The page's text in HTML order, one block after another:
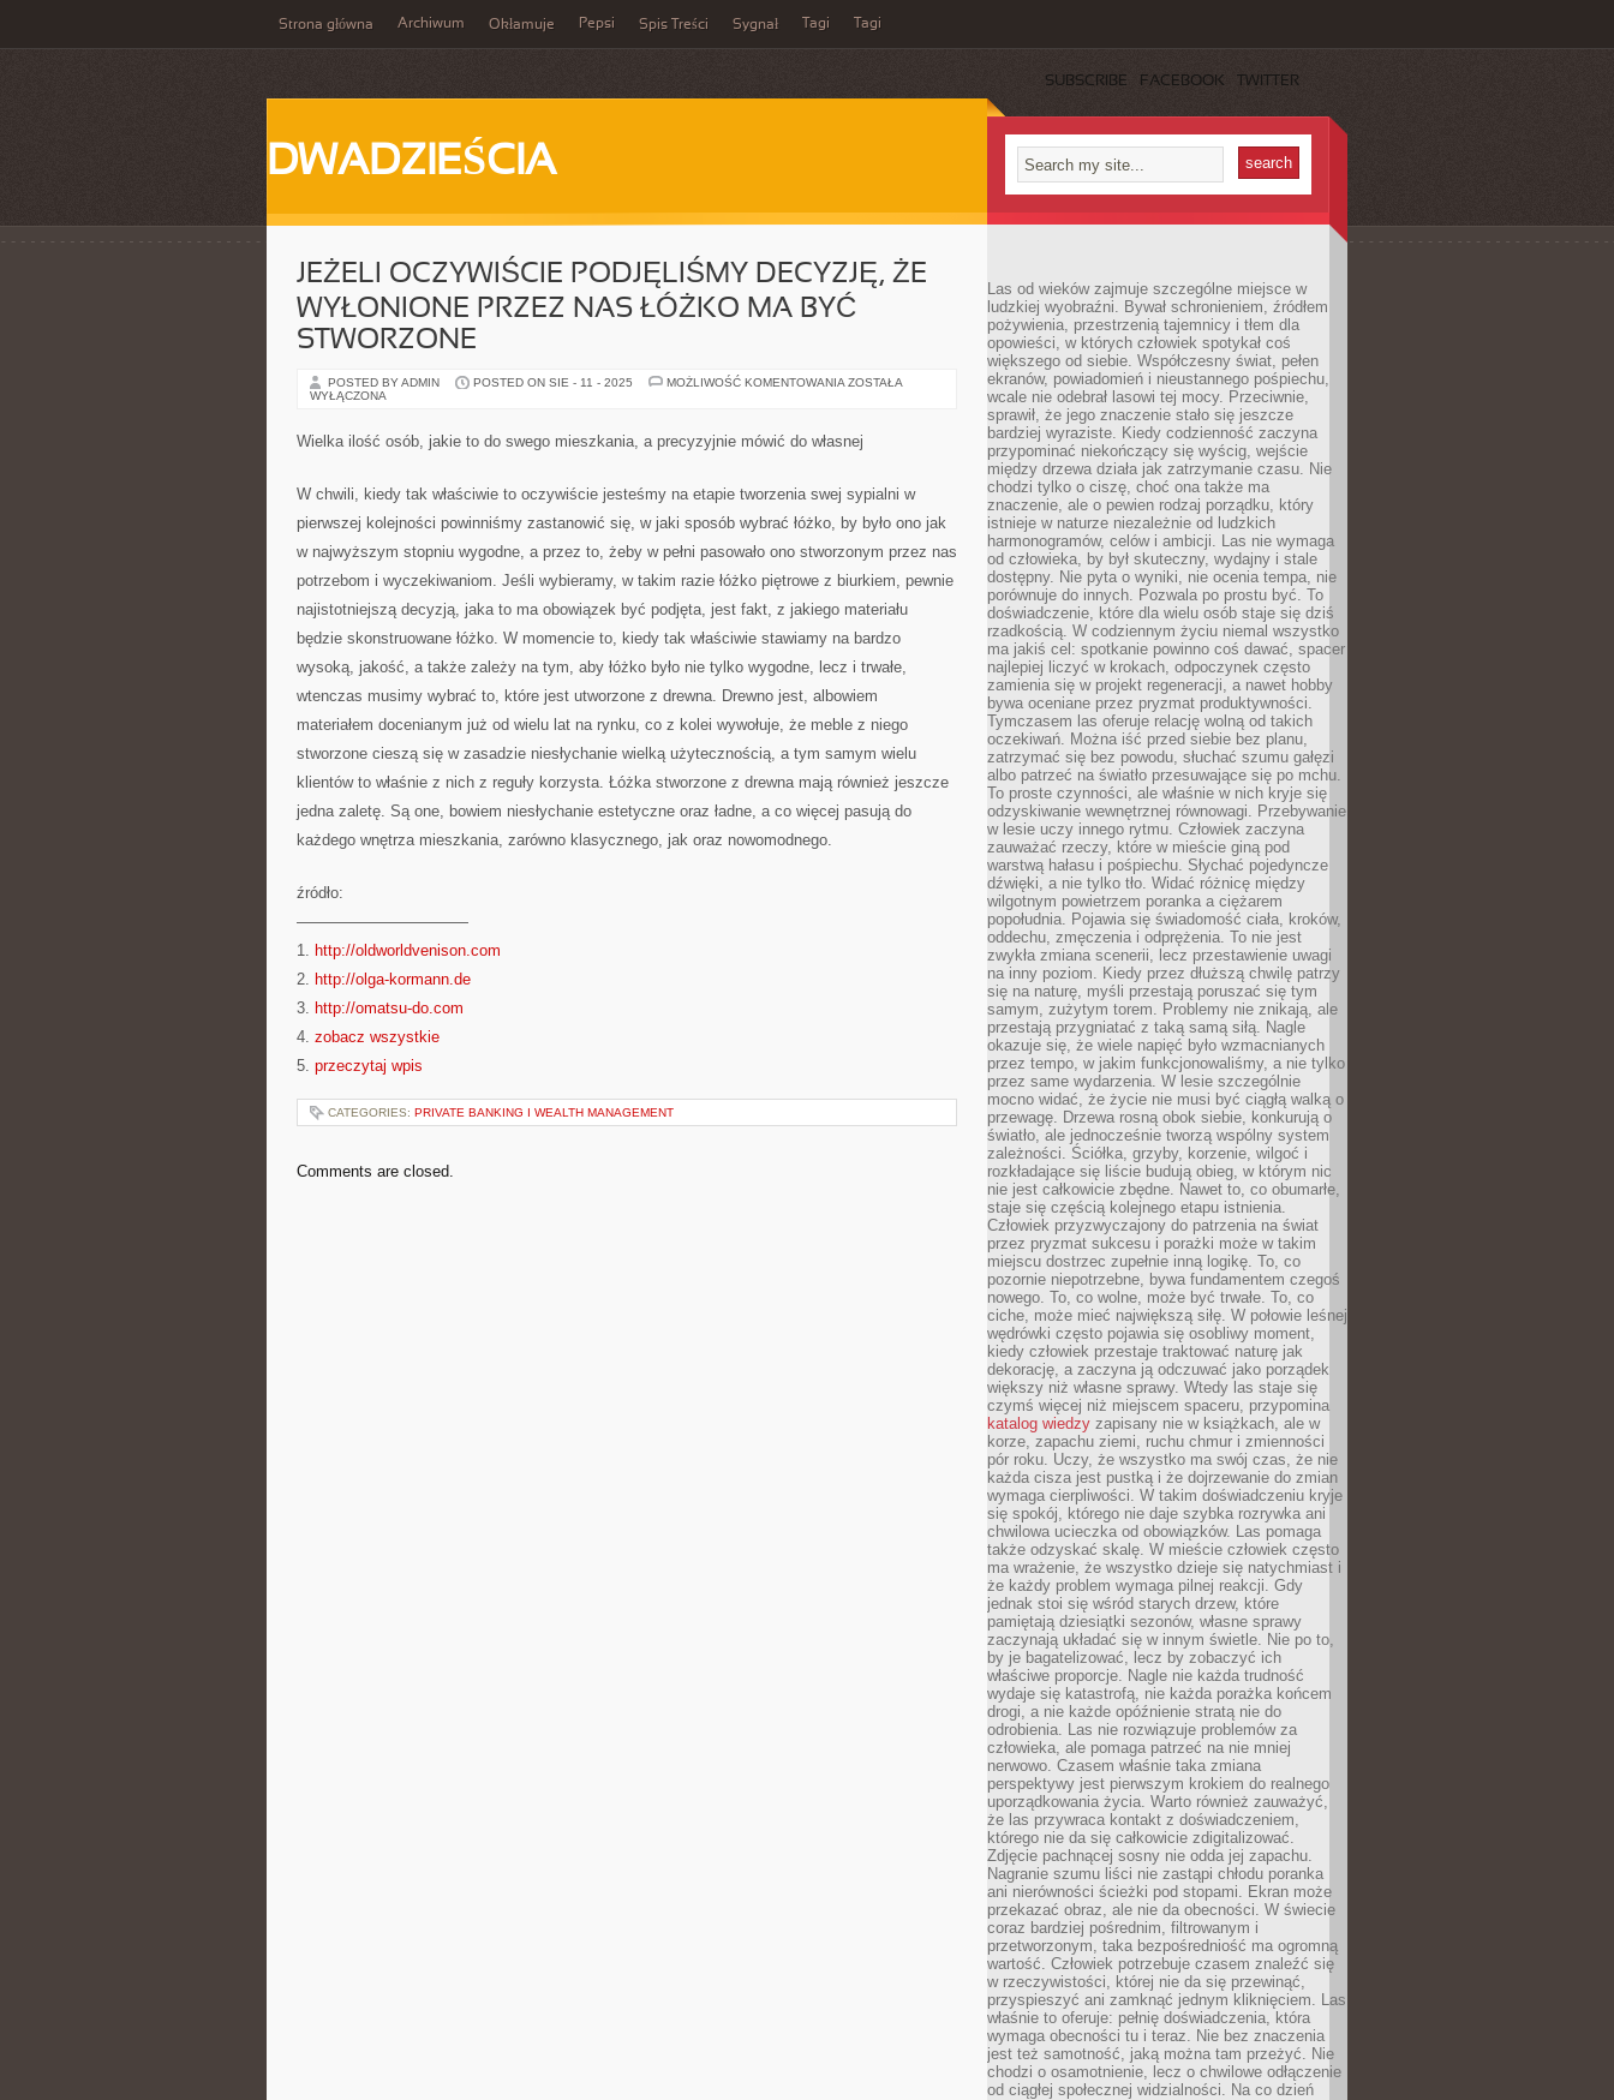
Strona główna Archiwum Okłamuje Pepsi Spis Treści Sygnał Tagi Tagi
SUBSCRIBE FACEBOOK TWITTER
DWADZIEŚCIA
JEŻELI OCZYWIŚCIE PODJĘLIŚMY DECYZJĘ, ŻE
WYŁONIONE PRZEZ NAS ŁÓŻKO MA BYĆ
STWORZONE
POSTED BY ADMIN POSTED ON SIE - 11 - 2025 MOŻLIWOŚĆ KOMENTOWANIA JEŻELI
ŻE
WYŁONIONE
ŁÓŻKO
MA
STWORZONE
ZOSTAŁA
WYŁĄCZONA
Wielka ilość osób, jakie to do swego mieszkania, a precyzyjnie mówić do własnej
W chwili, kiedy tak właściwie to oczywiście jesteśmy na etapie tworzenia swej sypialni w
pierwszej kolejności powinniśmy zastanowić się, w jaki sposób wybrać łóżko, by było ono jak
w najwyższym stopniu wygodne, a przez to, żeby w pełni pasowało ono stworzonym przez nas
potrzebom i wyczekiwaniom. Jeśli wybieramy, w takim razie łóżko piętrowe z biurkiem, pewnie
najistotniejszą decyzją, jaka to ma obowiązek być podjęta, jest fakt, z jakiego materiału
będzie skonstruowane łóżko. W momencie to, kiedy tak właściwie stawiamy na bardzo
wysoką, jakość, a także zależy na tym, aby łóżko było nie tylko wygodne, lecz i trwałe,
wtenczas musimy wybrać to, które jest utworzone z drewna. Drewno jest, albowiem
materiałem docenianym już od wielu lat na rynku, co z kolei wywołuje, że meble z niego
stworzone cieszą się w zasadzie niesłychanie wielką użytecznością, a tym samym wielu
klientów to właśnie z nich z reguły korzysta. Łóżka stworzone z drewna mają również jeszcze
jedna zaletę. Są one, bowiem niesłychanie estetyczne oraz ładne, a co więcej pasują do
każdego wnętrza mieszkania, zarówno klasycznego, jak oraz nowomodnego.
źródło:
———————————
1. http://oldworldvenison.com
2. http://olga-kormann.de
3. http://omatsu-do.com
4. zobacz wszystkie
5. przeczytaj wpis
CATEGORIES: PRIVATE BANKING I WEALTH MANAGEMENT
Comments are closed.
Las od wieków zajmuje szczególne miejsce w
ludzkiej wyobraźni. Bywał schronieniem, źródłem
pożywienia, przestrzenią tajemnicy i tłem dla
opowieści, w których człowiek spotykał coś
większego od siebie. Współczesny świat, pełen
ekranów, powiadomień i nieustannego pośpiechu,
wcale nie odebrał lasowi tej mocy. Przeciwnie,
sprawił, że jego znaczenie stało się jeszcze
bardziej wyraziste. Kiedy codzienność zaczyna
przypominać niekończący się wyścig, wejście
między drzewa działa jak zatrzymanie czasu. Nie
chodzi tylko o ciszę, choć ona także ma
znaczenie, ale o pewien rodzaj porządku, który
istnieje w naturze niezależnie od ludzkich
harmonogramów, celów i ambicji. Las nie wymaga
od człowieka, by był skuteczny, wydajny i stale
dostępny. Nie pyta o wyniki, nie ocenia tempa, nie
porównuje do innych. Pozwala po prostu być. To
doświadczenie, które dla wielu osób staje się dziś
rzadkością. W codziennym życiu niemal wszystko
ma jakiś cel: spotkanie powinno coś dawać, spacer
najlepiej liczyć w krokach, odpoczynek często
zamienia się w projekt regeneracji, a nawet hobby
bywa oceniane przez pryzmat produktywności.
Tymczasem las oferuje relację wolną od takich
oczekiwań. Można iść przed siebie bez planu,
zatrzymać się bez powodu, słuchać szumu gałęzi
albo patrzeć na światło przesuwające się po mchu.
To proste czynności, ale właśnie w nich kryje się
odzyskiwanie wewnętrznej równowagi. Przebywanie
w lesie uczy innego rytmu. Człowiek zaczyna
zauważać rzeczy, które w mieście giną pod
warstwą hałasu i pośpiechu. Słychać pojedyncze
dźwięki, a nie tylko tło. Widać różnicę między
wilgotnym powietrzem poranka a ciężarem
popołudnia. Pojawia się świadomość ciała, kroków,
oddechu, zmęczenia i odprężenia. To nie jest
zwykła zmiana scenerii, lecz przestawienie uwagi
na inny poziom. Kiedy przez dłuższą chwilę patrzy
się na naturę, myśli przestają poruszać się tym
samym, zużytym torem. Problemy nie znikają, ale
przestają przygniatać z taką samą siłą. Nagle
okazuje się, że wiele napięć było wzmacnianych
przez tempo, w jakim funkcjonowaliśmy, a nie tylko
przez same wydarzenia. W lesie szczególnie
mocno widać, że życie nie musi być ciągłą walką o
przewagę. Drzewa rosną obok siebie, konkurują o
światło, ale jednocześnie tworzą wspólny system
zależności. Ściółka, grzyby, korzenie, wilgoć i
rozkładające się liście budują obieg, w którym nic
nie jest całkowicie zbędne. Nawet to, co obumarłe,
staje się częścią kolejnego etapu istnienia.
Człowiek przyzwyczajony do patrzenia na świat
przez pryzmat sukcesu i porażki może w takim
miejscu dostrzec zupełnie inną logikę. To, co
pozornie niepotrzebne, bywa fundamentem czegoś
nowego. To, co wolne, może być trwałe. To, co
ciche, może mieć największą siłę. W połowie leśnej
wędrówki często pojawia się osobliwy moment,
kiedy człowiek przestaje traktować naturę jak
dekorację, a zaczyna ją odczuwać jako porządek
większy niż własne sprawy. Wtedy las staje się
czymś więcej niż miejscem spaceru, przypomina
katalog wiedzy zapisany nie w książkach, ale w
korze, zapachu ziemi, ruchu chmur i zmienności
pór roku. Uczy, że wszystko ma swój czas, że nie
każda cisza jest pustką i że dojrzewanie do zmian
wymaga cierpliwości. W takim doświadczeniu kryje
się spokój, którego nie daje szybka rozrywka ani
chwilowa ucieczka od obowiązków. Las pomaga
także odzyskać skalę. W mieście człowiek często
ma wrażenie, że wszystko dzieje się natychmiast i
że każdy problem wymaga pilnej reakcji. Gdy
jednak stoi się wśród starych drzew, które
pamiętają dziesiątki sezonów, własne sprawy
zaczynają układać się w innym świetle. Nie po to,
by je bagatelizować, lecz by zobaczyć ich
właściwe proporcje. Nagle nie każda trudność
wydaje się katastrofą, nie każda porażka końcem
drogi, a nie każde opóźnienie stratą nie do
odrobienia. Las nie rozwiązuje problemów za
człowieka, ale pomaga patrzeć na nie mniej
nerwowo. Czasem właśnie taka zmiana
perspektywy jest pierwszym krokiem do realnego
uporządkowania życia. Warto również zauważyć,
że las przywraca kontakt z doświadczeniem,
którego nie da się całkowicie zdigitalizować.
Zdjęcie pachnącej sosny nie odda jej zapachu.
Nagranie szumu liści nie zastąpi chłodu poranka
ani nierówności ścieżki pod stopami. Ekran może
przekazać obraz, ale nie da obecności. W świecie
coraz bardziej pośrednim, filtrowanym i
przetworzonym, taka bezpośredniość ma ogromną
wartość. Człowiek potrzebuje czasem znaleźć się
w rzeczywistości, której nie da się przewinąć,
przyspieszyć ani zamknąć jednym kliknięciem. Las
właśnie to oferuje: pełnię doświadczenia, która
wymaga obecności tu i teraz. Nie bez znaczenia
jest też samotność, jaką można tam przeżyć. Nie
chodzi o osamotnienie, lecz o chwilowe odłączenie
od ciągłej społecznej widzialności. Na co dzień